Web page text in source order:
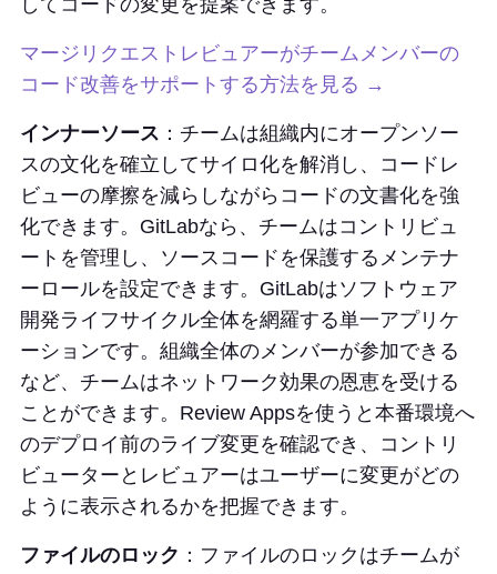
してコードの変更を提案できます。
マージリクエストレビュアーがチームメンバーの
コード改善をサポートする方法を見る →
インナーソース ：チームは組織内にオープンソー
スの文化を確立してサイロ化を解消し、コードレ
ビューの摩擦を減らしながらコードの文書化を強
化できます。GitLabなら、チームはコントリビュ
ートを管理し、ソースコードを保護するメンテナ
ーロールを設定できます。GitLabはソフトウェア
開発ライフサイクル全体を網羅する単一アプリケ
ーションです。組織全体のメンバーが参加できる
など、チームはネットワーク効果の恩恵を受ける
ことができます。Review Appsを使うと本番環境へ
のデプロイ前のライブ変更を確認でき、コントリ
ビューターとレビュアーはユーザーに変更がどの
ように表示されるかを把握できます。
ファイルのロック ：ファイルのロックはチームが